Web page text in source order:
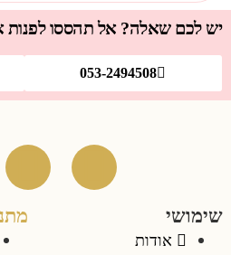
אל תהססו לפנות אלינו
מתנות לפי
מתנות